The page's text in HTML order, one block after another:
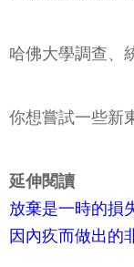
哈佛大學調查、
你想嘗試一些新
延伸閱讀
放棄是一時的損
因內疚而做出的